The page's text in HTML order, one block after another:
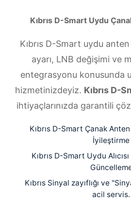
Kıbrıs D-Smart Uydu
Kıbrıs D-Smart uydu
ayarı, LNB değişimi ve
entegrasyonu konusunda
hizmetinizdeyiz. Kıbrıs D-
ihtiyaçlarınızda garantili
Kıbrıs D-Smart Çanak
İyileştirme
Kıbrıs D-Smart Uydu
Kıbrıs Sinyal zayıflığı ve
acil servis.